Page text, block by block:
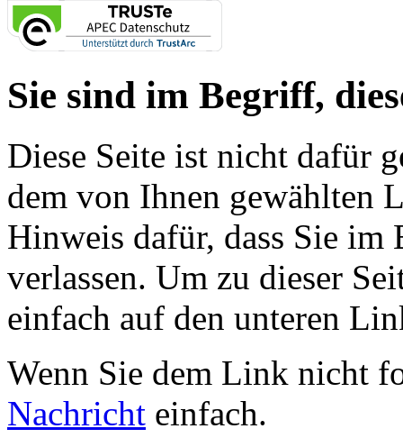
Sie sind im Begriff,
Diese Seite ist nicht dafür
dem von Ihnen gewählten
Hinweis dafür, dass Sie im
verlassen. Um zu dieser
einfach auf den unteren
Wenn Sie dem Link nicht
Nachricht einfach.